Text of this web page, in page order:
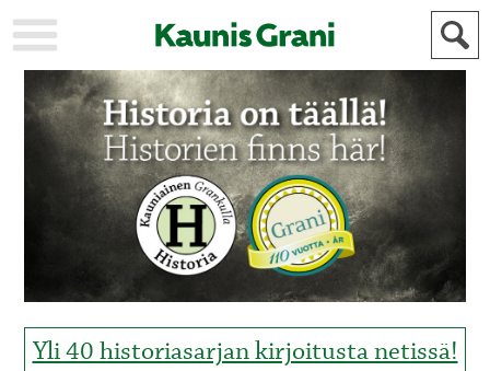
KAUPUNKI
STADEN
AJANKOHTAISTA
AKTUELLT
URHEILU
IDROTT
KULTTUURI
KULTUR
HISTORIA
ALLMÄN
MAINOSTAJILLE
FÖR
ANNONSÖRER
Yli 40 historiasarjan kirjoitusta netissä!